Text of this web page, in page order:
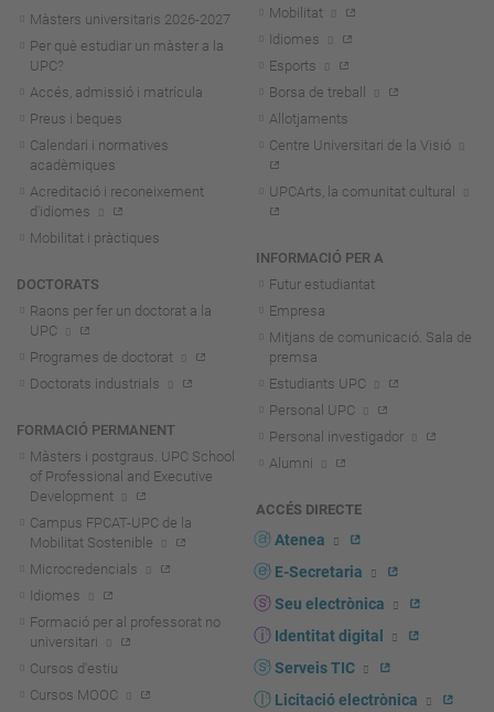
Màsters universitaris 2026-2027
Per què estudiar un màster a la
UPC?
Accés, admissió i matrícula
Preus i beques
Calendari i normatives
acadèmiques
Acreditació i reconeixement
d'idiomes
Mobilitat i pràctiques
DOCTORATS
Raons per fer un doctorat a la
UPC
Programes de doctorat
Doctorats industrials
FORMACIÓ PERMANENT
Màsters i postgraus. UPC School
of Professional and Executive
Development
Campus FPCAT-UPC de la
Mobilitat Sostenible
Microcredencials
Idiomes
Formació per al professorat no
universitari
Cursos d'estiu
Cursos MOOC
Mobilitat
Idiomes
Esports
Borsa de treball
Allotjaments
Centre Universitari de la Visió
UPCArts, la comunitat cultural
INFORMACIÓ PER A
Futur estudiantat
Empresa
Mitjans de comunicació. Sala de
premsa
Estudiants UPC
Personal UPC
Personal investigador
Alumni
ACCÉS DIRECTE
Atenea
E-Secretaria
Seu electrònica
Identitat digital
Serveis TIC
Licitació electrònica